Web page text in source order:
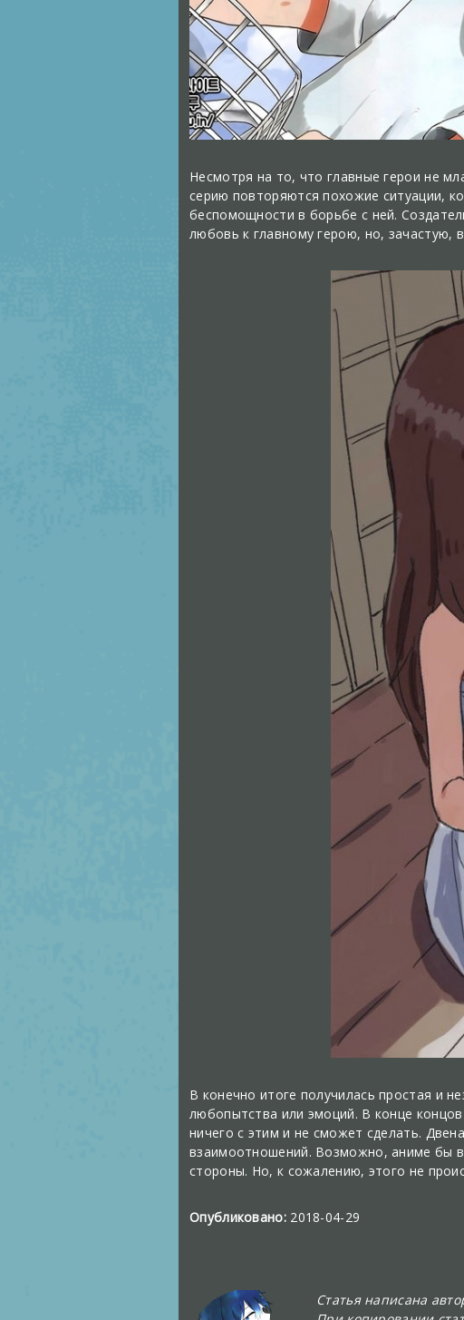
Несмотря на то, что главные герои не
серию повторяются похожие ситуации,
беспомощности в борьбе с ней.
любовь к главному герою, но, зачастую,
В конечно итоге получилась простая и
любопытства или эмоций. В конце
ничего с этим и не сможет сделать.
взаимоотношений. Возможно, аниме бы
стороны. Но, к сожалению, этого не
Опубликовано:2018-04-29
Статья написана